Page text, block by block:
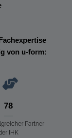
von u-form:
78
Partner
IHK